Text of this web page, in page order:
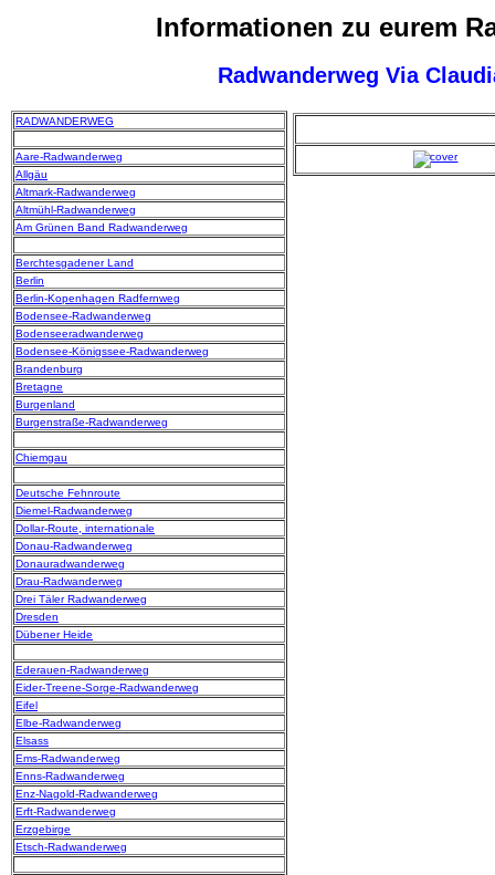
Informationen zu eurem
Radwanderweg Via
RADWANDERWEG
Aare-Radwanderweg
Allgäu
Altmark-Radwanderweg
Altmühl-Radwanderweg
Am Grünen Band Radwanderweg
Berchtesgadener Land
Berlin
Berlin-Kopenhagen Radfernweg
Bodensee-Radwanderweg
Bodenseeradwanderweg
Bodensee-Königssee-Radwanderweg
Brandenburg
Bretagne
Burgenland
Burgenstraße-Radwanderweg
Chiemgau
Deutsche Fehnroute
Diemel-Radwanderweg
Dollar-Route, internationale
Donau-Radwanderweg
Donauradwanderweg
Drau-Radwanderweg
Drei Täler Radwanderweg
Dresden
Dübener Heide
Ederauen-Radwanderweg
Eider-Treene-Sorge-Radwanderweg
Eifel
Elbe-Radwanderweg
Elsass
Ems-Radwanderweg
Enns-Radwanderweg
Enz-Nagold-Radwanderweg
Erft-Radwanderweg
Erzgebirge
Etsch-Radwanderweg